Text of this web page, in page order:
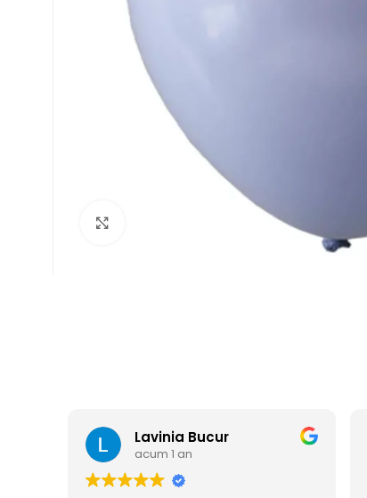
Faceți click pentru a mări
Lavinia Bucur
acum 1 an